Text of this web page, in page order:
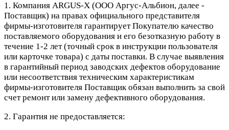
1. Компания ARGUS-X (ООО Аргус-Альбион, далее -
Поставщик) на правах официального представителя
фирмы-изготовителя гарантирует Покупателю качество
поставляемого оборудования и его безотказную работу в
течение 1-2 лет (точный срок в инструкции пользователя
или карточке товара) с даты поставки. В случае выявления
в гарантийный период заводских дефектов оборудование
или несоответствия техническим характеристикам
фирмы-изготовителя Поставщик обязан выполнить за свой
счет ремонт или замену дефективного оборудования.
2. Гарантия не предоставляется: